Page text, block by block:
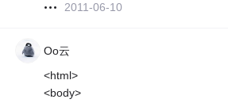
2011-06-10
Oo云
<html>
<body>